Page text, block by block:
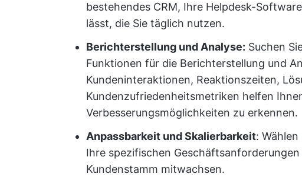
bestehendes CRM, Ihre Helpdesk-
lässt, die Sie täglich nutzen.
Berichterstellung und Analyse: Suchen
Funktionen für die Berichterstellung und
Kundeninteraktionen, Reaktionszeiten,
Kundenzufriedenheitsmetriken helfen
Verbesserungsmöglichkeiten zu erkennen.
Anpassbarkeit und Skalierbarkeit:
Ihre spezifischen
Kundenstamm mitwachsen.